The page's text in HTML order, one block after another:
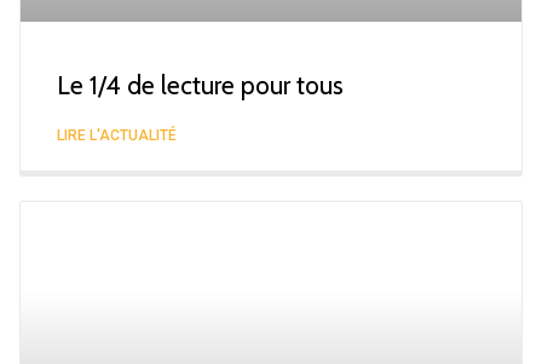
Le 1/4 de lecture pour tous
LIRE L'ACTUALITÉ